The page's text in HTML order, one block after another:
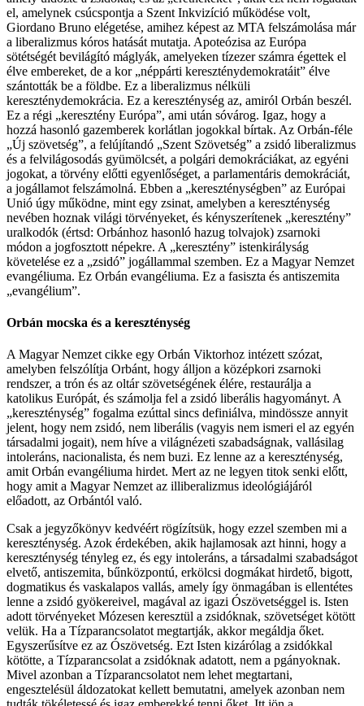
el, amelynek csúcspontja a Szent Inkvizíció működése volt,
Giordano Bruno elégetése, amihez képest az MTA felszámolása már
a liberalizmus kóros hatását mutatja. Apoteózisa az Európa
sötétségét bevilágító máglyák, amelyeken tízezer számra égettek el
élve embereket, de a kor „néppárti kereszténydemokratáit” élve
szántották be a földbe. Ez a liberalizmus nélküli
kereszténydemokrácia. Ez a kereszténység az, amiról Orbán beszél.
Ez a régi „keresztény Európa”, ami után sóvárog. Igaz, hogy a
hozzá hasonló gazemberek korlátlan jogokkal bírtak. Az Orbán-féle
„Új szövetség”, a felújítandó „Szent Szövetség” a zsidó liberalizmus
és a felvilágosodás gyümölcsét, a polgári demokráciákat, az egyéni
jogokat, a törvény előtti egyenlőséget, a parlamentáris demokráciát,
a jogállamot felszámolná. Ebben a „kereszténységben” az Európai
Unió úgy működne, mint egy zsinat, amelyben a kereszténység
nevében hoznak világi törvényeket, és kényszerítenek „keresztény”
uralkodók (értsd: Orbánhoz hasonló hazug tolvajok) zsarnoki
módon a jogfosztott népekre. A „keresztény” istenkirályság
követelése ez a „zsidó” jogállammal szemben. Ez a Magyar Nemzet
evangéliuma. Ez Orbán evangéliuma. Ez a fasiszta és antiszemita
„evangélium”.
Orbán mocska és a kereszténység
A Magyar Nemzet cikke egy Orbán Viktorhoz intézett szózat,
amelyben felszólítja Orbánt, hogy álljon a középkori zsarnoki
rendszer, a trón és az oltár szövetségének élére, restaurálja a
katolikus Európát, és számolja fel a zsidó liberális hagyományt. A
„kereszténység” fogalma ezúttal sincs definiálva, mindössze annyit
jelent, hogy nem zsidó, nem liberális (vagyis nem ismeri el az egyén
társadalmi jogait), nem híve a világnézeti szabadságnak, vallásilag
intoleráns, nacionalista, és nem buzi. Ez lenne az a kereszténység,
amit Orbán evangéliuma hirdet. Mert az ne legyen titok senki előtt,
hogy amit a Magyar Nemzet az illiberalizmus ideológiájáról
előadott, az Orbántól való.
Csak a jegyzőkönyv kedvéért rögízítsük, hogy ezzel szemben mi a
kereszténység. Azok érdekében, akik hajlamosak azt hinni, hogy a
kereszténység tényleg ez, és egy intoleráns, a társadalmi szabadságot
elvető, antiszemita, bűnközpontú, erkölcsi dogmákat hirdető, bigott,
dogmatikus és vaskalapos vallás, amely így önmagában is ellentétes
lenne a zsidó gyökereivel, magával az igazi Ószövetséggel is. Isten
adott törvényeket Mózesen keresztül a zsidóknak, szövetséget kötött
velük. Ha a Tízparancsolatot megtartják, akkor megáldja őket.
Egyszerűsítve ez az Ószövetség. Ezt Isten kizárólag a zsidókkal
kötötte, a Tízparancsolat a zsidóknak adatott, nem a pgányoknak.
Mivel azonban a Tízparancsolatot nem lehet megtartani,
engesztelésül áldozatokat kellett bemutatni, amelyek azonban nem